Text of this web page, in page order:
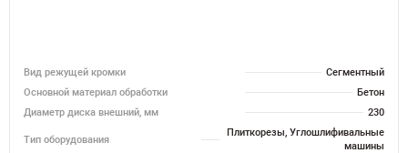
Вид режущей кромки
Сегментный
Основной материал обработки
Бетон
Диаметр диска внешний, мм
230
Тип оборудования
Плиткорезы, Углошлифивальные
машины